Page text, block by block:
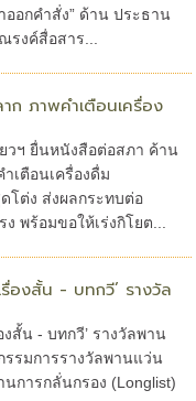
ออกคำสั่ง” ด้าน ประธาน
งค์สื่อสาร...
ก ภาพคำเตือนเครื่อง
วฯ ยื่นหนังสือต่อสภา ค้าน
เตือนเครื่องดื่ม
โต่ง ส่งผลกระทบต่อ
พร้อมขอให้เร่งกิโยต...
องสั้น - บทกวี’ รางวัล
งสั้น - บทกวี’ รางวัลพาน
รมการรางวัลพานแว่น
การกลั่นกรอง (Longlist)